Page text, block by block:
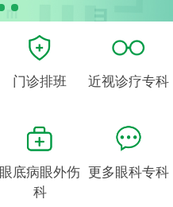
门诊排班 近视诊疗专科
眼底病眼外伤
科
更多眼科专科